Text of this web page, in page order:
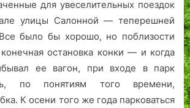
для увеселительных поездок
улицы Салонной — теперешней
было бы хорошо, но поблизости
конечная остановка конки — и когда
ее вагон, при входе в парк
по понятиям того времени,
К осени того же года парковаться